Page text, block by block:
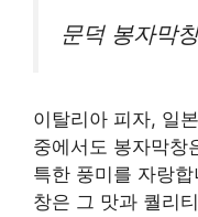
문덕 봉자막
이탈리아 피자, 일
중에서도 봉자막창
특한 풍미를 자랑
창은 그 맛과 퀄리